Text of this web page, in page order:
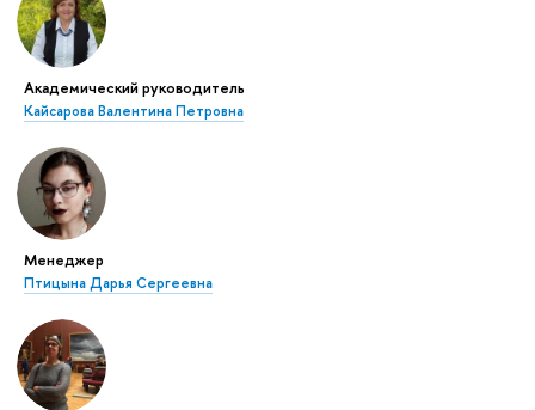
Академический руководитель
Кайсарова Валентина Петровна
Менеджер
Птицына Дарья Сергеевна